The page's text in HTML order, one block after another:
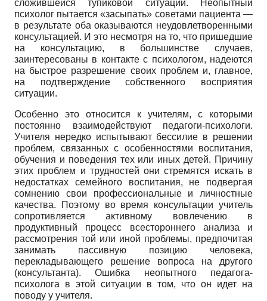
сложившейся тупиковой ситуации. Неопытный
психолог пытается «засыпать» советами пациента —
в результате оба оказываются неудовлетворенными
консультацией. И это несмотря на то, что пришедшие
на консультацию, в большинстве случаев,
заинтересованы в контакте с психологом, надеются
на быстрое разрешение своих проблем и, главное,
на подтверждение собственного восприятия
ситуации.
Особенно это относится к учителям, с которыми
постоянно взаимодействуют педагоги-психологи.
Учителя нередко испытывают бессилие в решении
проблем, связанных с особенностями воспитания,
обучения и поведения тех или иных детей. Причину
этих проблем и трудностей они стремятся искать в
недостатках семейного воспитания, не подвергая
сомнению свои профессиональные и личностные
качества. Поэтому во время консультации учитель
сопротивляется активному вовлечению в
продуктивный процесс всестороннего анализа и
рассмотрения той или иной проблемы, предпочитая
занимать пассивную позицию человека,
перекладывающего решение вопроса на другого
(консультанта). Ошибка неопытного педагога-
психолога в этой ситуации в том, что он идет на
поводу у учителя.